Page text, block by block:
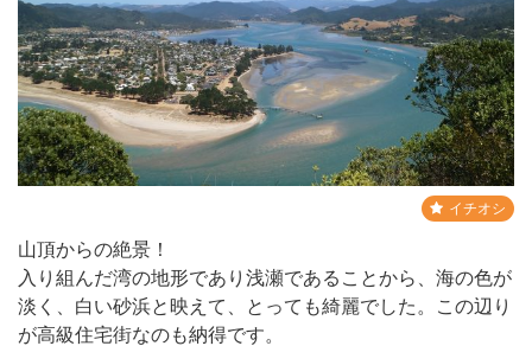
イチオシ
山頂からの絶景！
入り組んだ湾の地形であり浅瀬であることから、海の色が
淡く、白い砂浜と映えて、とっても綺麗でした。この辺り
が高級住宅街なのも納得です。